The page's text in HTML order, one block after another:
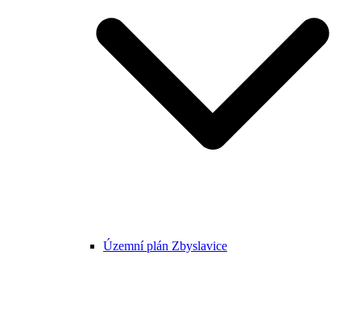
Územní plán Zbyslavice